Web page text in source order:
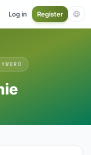
Log in Register